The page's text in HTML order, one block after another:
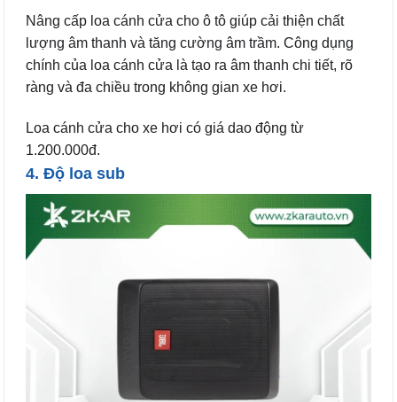
Nâng cấp loa cánh cửa cho ô tô giúp cải thiện chất
lượng âm thanh và tăng cường âm trầm. Công dụng
chính của loa cánh cửa là tạo ra âm thanh chi tiết, rõ
ràng và đa chiều trong không gian xe hơi.
Loa cánh cửa cho xe hơi có giá dao động từ
1.200.000đ.
4. Độ loa sub